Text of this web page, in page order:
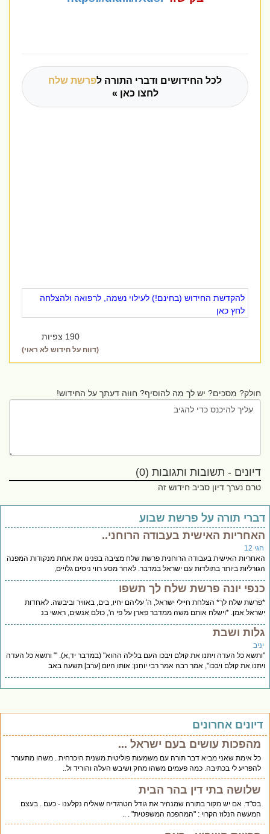
לכל החידושים ודברי התורה לפרשת שלח
לחצו כאן »
להקדשת החידוש (בחינם!) לעילוי נשמה, לרפואה ולהצלחה
לחץ כאן
190 צפיות
(דווח על חידוש לא ראוי)
חולק? מסכים? יש לך מה להוסיף? חווה דעתך על החידוש!
דיונים - תשובות ותגובות (0)
טרם נערך דיון סביב חידוש זה
תורה על פרשת שבוע
האישית בעבודה הרוחני..
12
האישית בעבודה הרוחנית פרשת שלח מציבה בפנינו את אחת מנקודות המפנה
ביותר בתולדות עם ישראל במדבר. לאחר מסע רווי ניסים גלויים,
יונה פרשת שלח לך תשפו
שלח לך* הצלחת חיילי ישראל, ה' עליהם יחיו, בים, באוויר וביבשה. לאחדות
אמן. *וישלח אותם משה ממדבר פארן על פי ה', כולם אנשים, ראשי בנ
ושבת
כל העדה ויתנו את קולם ויבכו העם בלילה ההוא" (במדבר יד,א). '" ותשא כל העדה
את קולם ויבכו", אמר רבה אמר רבי יוחנן: אותו היום [ערב] תשעה באב
אחרונים
מהפכות עושים בעם ישראל ...
כל אימת שאני מביא דבר תורה עם משמעות פוליטית משנית היכרחית . משהו מתעורר
להפריע לי בכתיבה. כמה פעמים משהו מחק ושיבש העלה והוריד ול..
שלושה בתי דין בהר הבית
בס"ד. אם יש מקור בתורה שמנהיר את גודל הטרגדיה שאליה נקלענו - כעם . בעצם
המעשה הנלוז הקרוי : "המהפכה המשפטית" . ..